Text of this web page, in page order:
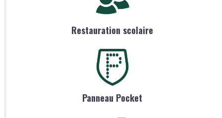
Restauration scolaire
Panneau Pocket